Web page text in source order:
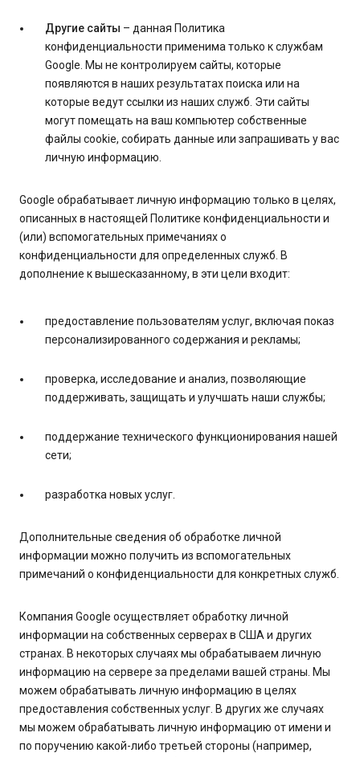
Другие сайты – данная Политика
конфиденциальности применима только к службам
Google. Мы не контролируем сайты, которые
появляются в наших результатах поиска или на
которые ведут ссылки из наших служб. Эти сайты
могут помещать на ваш компьютер собственные
файлы cookie, собирать данные или запрашивать у вас
личную информацию.
Google обрабатывает личную информацию только в целях,
описанных в настоящей Политике конфиденциальности и
(или) вспомогательных примечаниях о
конфиденциальности для определенных служб. В
дополнение к вышесказанному, в эти цели входит:
предоставление пользователям услуг, включая показ
персонализированного содержания и рекламы;
проверка, исследование и анализ, позволяющие
поддерживать, защищать и улучшать наши службы;
поддержание технического функционирования нашей
сети;
разработка новых услуг.
Дополнительные сведения об обработке личной
информации можно получить из вспомогательных
примечаний о конфиденциальности для конкретных служб.
Компания Google осуществляет обработку личной
информации на собственных серверах в США и других
странах. В некоторых случаях мы обрабатываем личную
информацию на сервере за пределами вашей страны. Мы
можем обрабатывать личную информацию в целях
предоставления собственных услуг. В других же случаях
мы можем обрабатывать личную информацию от имени и
по поручению какой-либо третьей стороны (например,